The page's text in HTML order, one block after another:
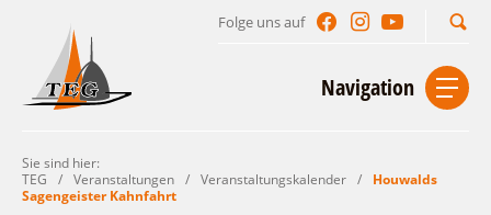
Folge uns auf
Navigation
Start Kontakt
Sie sind hier:
TEG
/ Veranstaltungen / Veranstaltungskalender /
Houwalds
Sagengeister Kahnfahrt